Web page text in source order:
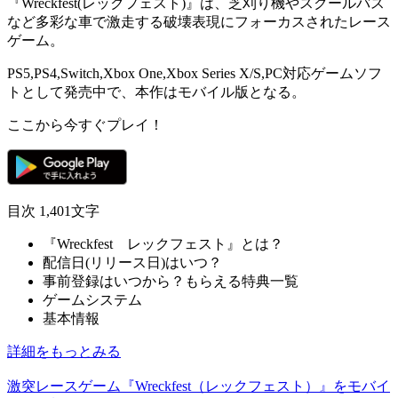
『Wreckfest(レックフェスト)』は、芝刈り機やスクールバス
など多彩な車で激走する破壊表現にフォーカスされた レース
ゲーム。
PS5,PS4,Switch,Xbox One,Xbox Series X/S,PC対応ゲームソフ
トとして発売中で、本作はモバイル版 となる。
ここから今すぐプレイ！
目次 1,401文字
『Wreckfest レックフェスト』とは？
配信日(リリース日)はいつ？
事前登録はいつから？もらえる特典一覧
ゲームシステム
基本情報
詳細をもっとみる
激突レースゲーム『Wreckfest（レックフェスト）』をモバイ